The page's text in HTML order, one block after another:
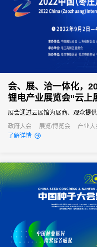
会、展、洽一体化，
锂电产业展览会“云上
展会通过云展馆为展商、观众提
片以及意向订单等服务，通过线
方式。
政府大会 展览/博览会 产业大
了解详情